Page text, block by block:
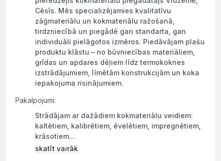
Cēsīs. Mēs specializējamies kvalitatīvu
zāģmateriālu un kokmateriālu ražošanā,
tirdzniecībā un piegādē gan standarta, gan
individuāli pielāgotos izmēros. Piedāvājam plašu
produktu klāstu – no būvniecības materiāliem,
grīdas un apdares dēļiem līdz termokoknes
izstrādājumiem, līmētām konstrukcijām un koka
iepakojuma risinājumiem.
Pakalpojumi:
Strādājam ar dažādiem kokmateriālu veidiem:
kaltētiem, kalibrētiem, ēvelētiem, impregnētiem,
krāsotiem...
skatīt vairāk